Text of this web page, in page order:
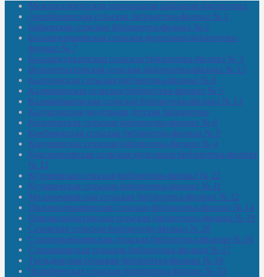
Межпоселенческая центральная районная библиотека
Амзибашевская сельская библиотека-филиал № 1
Бабаевская сельская библиотека-филиал № 2
Большекачаковская сельская модельная библиотека-
филиал № 7
Большекуразовская сельская библиотека-филиал № 3
Верхнетыхтемская сельская библиотека-филиал № 15
Калегинская сельская библиотека-филиал № 6
Калмашевская сельская библиотека-филиал № 5
Калмиябашевская сельская библиотека-филиал № 13
Калтасинская модельная детская библиотека
Кельтеевская сельская библиотека-филиал № 8
Киебаковская сельская библиотека-филиал № 9
Кокушевская сельская библиотека-филиал № 4
Краснохолмская сельская модельная библиотека-филиал
№ 21
Кутеремская сельская библиотека-филиал № 22
Кучашевская сельская библиотека-филиал № 11
Малокачаковская сельская библиотека-филиал № 12
Нижнекачмашевская сельская библиотека-филиал № 14
Новокильбахтинская сельская библиотека-филиал № 19
Сазовская сельская библиотека-филиал № 20
Староорьебашевская сельская библиотека-филиал № 16
Старояшевская сельская библиотека-филиал № 17
Тюльдинская сельская библиотека-филиал № 18
Чилибеевская сельская библиотека-филиал № 10